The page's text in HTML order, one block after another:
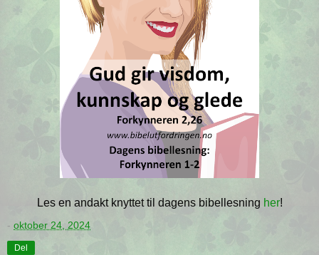
Les en andakt knyttet til dagens bibellesning her!
- oktober 24, 2024
Del